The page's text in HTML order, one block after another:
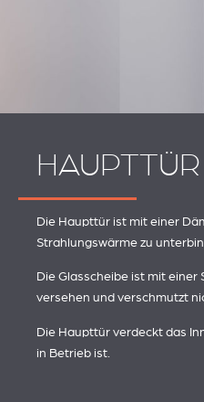
HAUPTTÜR
Die Haupttür ist mit einer
Strahlungswärme zu
Die Glasscheibe ist mit einer
versehen und verschmutzt
Die Haupttür verdeckt das
in Betrieb ist.